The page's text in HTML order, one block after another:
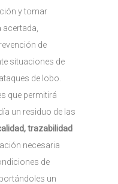
y tomar
de
situaciones de
de lobo.
que permitirá
un residuo de las
trazabilidad
necesaria
de
un